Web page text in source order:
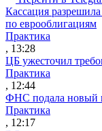
Кассация
по еврооблигациям
Практика
, 13:28
ЦБ ужесточил
Практика
, 12:44
ФНС подала новый
Практика
, 12:17